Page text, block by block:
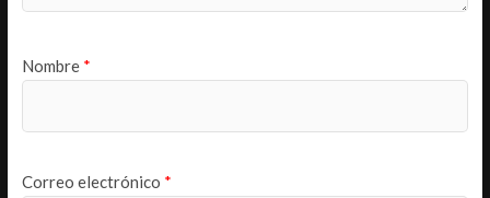
Nombre *
Correo electrónico *